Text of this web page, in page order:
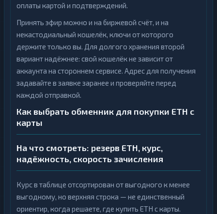
оплаты картой и подтверждений.
Принять эфир можно и на биржевой счёт, и на
некастодиальный кошелёк, ключи от которого
держите только вы. Для долгого хранения второй
вариант надёжнее: свой кошелёк не зависит от
аккаунта на стороннем сервисе. Адрес для получения
задавайте в заявке заранее и проверяйте перед
каждой отправкой.
Как выбрать обменник для покупки ETH с
карты
На что смотреть: резерв ETH, курс,
надёжность, скорость зачисления
Курс в таблице отсортирован от выгодного к менее
выгодному, но верхняя строка — не единственный
ориентир, когда решаете, где купить ETH с карты.